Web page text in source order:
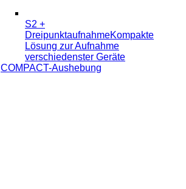
S2 +
DreipunktaufnahmeKompakte
Lösung zur Aufnahme
verschiedenster Geräte
COMPACT-Aushebung